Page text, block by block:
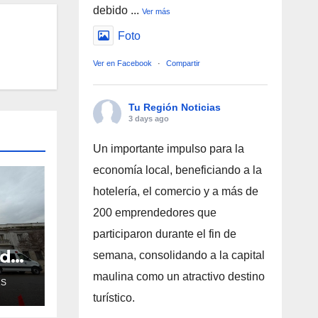
debido ... Ver más
Foto
Ver en Facebook · Compartir
Tu Región Noticias
3 days ago
Un importante impulso para la
economía local, beneficiando a la
hotelería, el comercio y a más de
200 emprendedores que
participaron durante el fin de
semana, consolidando a la capital
maulina como un atractivo destino
turístico.